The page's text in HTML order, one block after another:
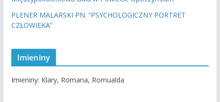
PLENER MALARSKI PN. “PSYCHOLOGICZNY PORTRET
CZŁOWIEKA”
Imieniny
Imieniny: Klary, Romana, Romualda